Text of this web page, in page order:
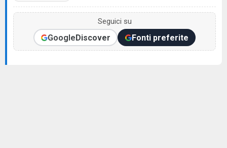
Seguici su
GoogleDiscover Fonti preferite